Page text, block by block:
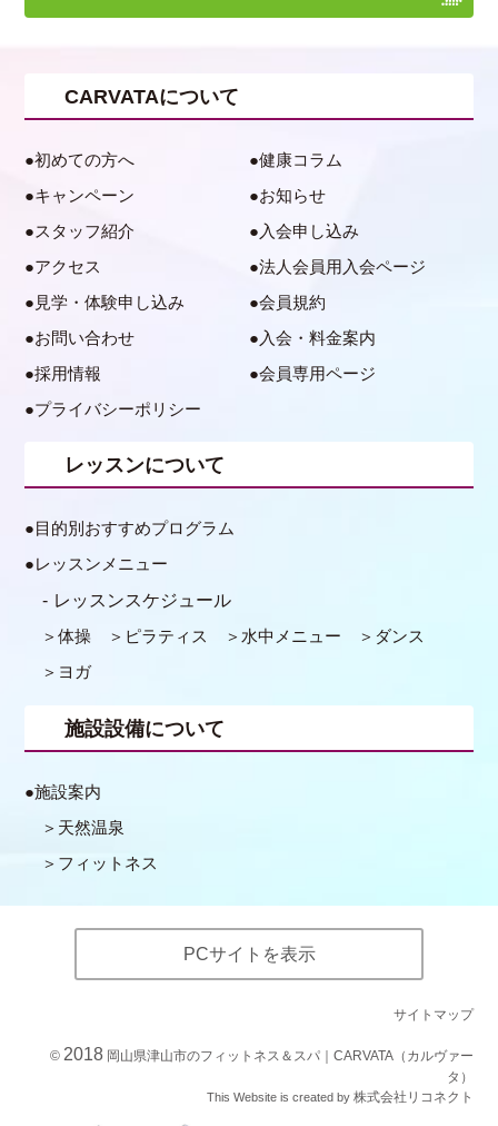
CARVATAについて
初めての方へ
健康コラム
キャンペーン
お知らせ
スタッフ紹介
入会申し込み
アクセス
法人会員用入会ページ
見学・体験申し込み
会員規約
お問い合わせ
入会・料金案内
採用情報
会員専用ページ
プライバシーポリシー
レッスンについて
目的別おすすめプログラム
レッスンメニュー
レッスンスケジュール
体操 ピラティス 水中メニュー
ダンス
ヨガ
施設設備について
施設案内
天然温泉
フィットネス
PCサイトを表示
サイトマップ
© 2018 岡山県津山市のフィットネス＆スパ｜CARVATA（カルヴァー
タ）
This Website is created by 株式会社リコネクト